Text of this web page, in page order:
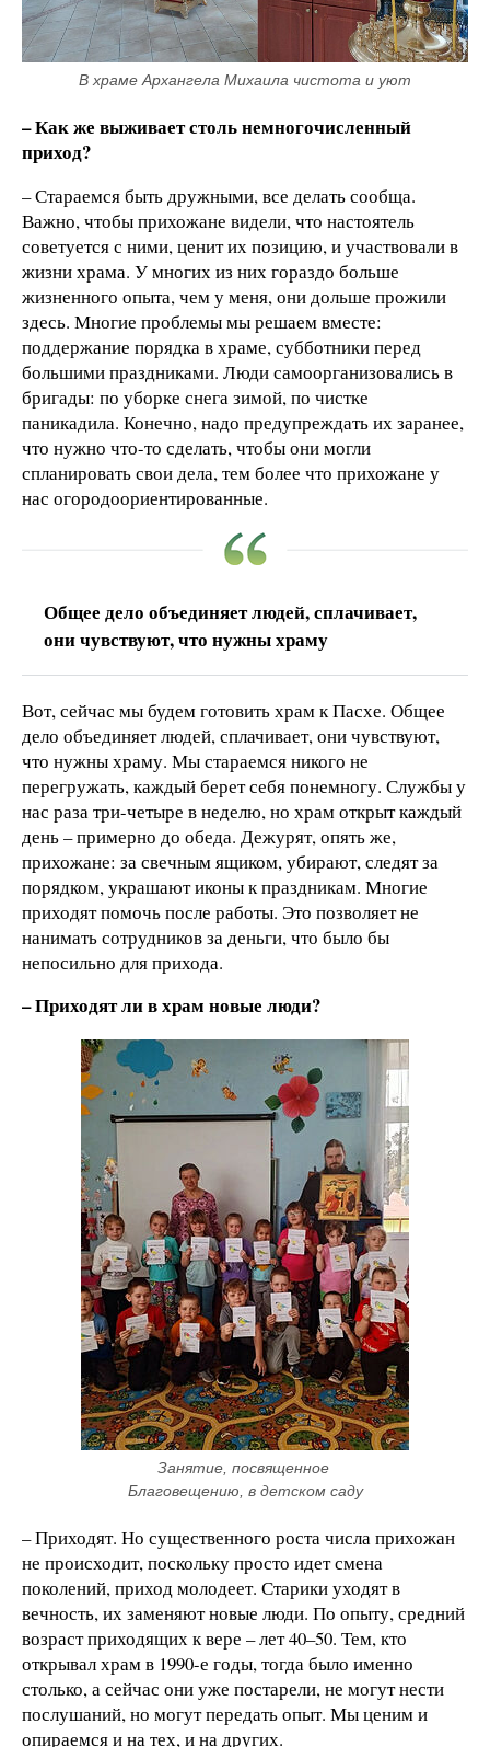
В храме Архангела Михаила чистота и уют
– Как же выживает столь немногочисленный
приход?
– Стараемся быть дружными, все делать сообща.
Важно, чтобы прихожане видели, что настоятель
советуется с ними, ценит их позицию, и участвовали в
жизни храма. У многих из них гораздо больше
жизненного опыта, чем у меня, они дольше прожили
здесь. Многие проблемы мы решаем вместе:
поддержание порядка в храме, субботники перед
большими праздниками. Люди самоорганизовались в
бригады: по уборке снега зимой, по чистке
паникадила. Конечно, надо предупреждать их заранее,
что нужно что-то сделать, чтобы они могли
спланировать свои дела, тем более что прихожане у
нас огородоориентированные.
Общее дело объединяет людей, сплачивает,
они чувствуют, что нужны храму
Вот, сейчас мы будем готовить храм к Пасхе. Общее
дело объединяет людей, сплачивает, они чувствуют,
что нужны храму. Мы стараемся никого не
перегружать, каждый берет себя понемногу. Службы у
нас раза три-четыре в неделю, но храм открыт каждый
день – примерно до обеда. Дежурят, опять же,
прихожане: за свечным ящиком, убирают, следят за
порядком, украшают иконы к праздникам. Многие
приходят помочь после работы. Это позволяет не
нанимать сотрудников за деньги, что было бы
непосильно для прихода.
– Приходят ли в храм новые люди?
Занятие, посвященное
Благовещению, в детском саду
– Приходят. Но существенного роста числа прихожан
не происходит, поскольку просто идет смена
поколений, приход молодеет. Старики уходят в
вечность, их заменяют новые люди. По опыту, средний
возраст приходящих к вере – лет 40–50. Тем, кто
открывал храм в 1990-е годы, тогда было именно
столько, а сейчас они уже постарели, не могут нести
послушаний, но могут передать опыт. Мы ценим и
опираемся и на тех, и на других.